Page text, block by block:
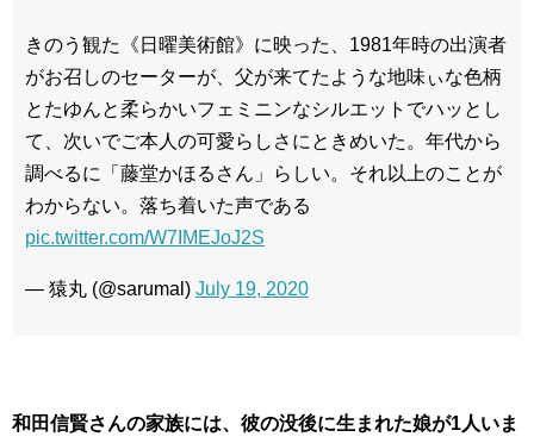
きのう観た《日曜美術館》に映った、1981年時の出演者
がお召しのセーターが、父が来てたような地味ぃな色柄
とたゆんと柔らかいフェミニンなシルエットでハッとし
て、次いでご本人の可愛らしさにときめいた。年代から
調べるに「藤堂かほるさん」らしい。それ以上のことが
わからない。落ち着いた声である
pic.twitter.com/W7IMEJoJ2S
— 猿丸 (@sarumal) July 19, 2020
和田信賢さんの家族には、彼の没後に生まれた娘が1人いま